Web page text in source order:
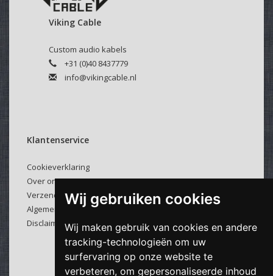
Wij gebruiken cookies
Wij maken gebruik van cookies en andere
tracking-technologieën om uw
surfervaring op onze website te
verbeteren, om gepersonaliseerde inhoud
Velcro kabelbinder:
Selecteer hierboven of u een kabelbinder bij uw kabel
Deze klittenband kabelbinders zijn makkelijk en veelvuldig
te gebruiken.
Viking Cable
Custom audio kabels
+31 (0)40 8437779
info@vikingcable.nl
Klantenservice
Cookieverklaring
Over ons
Verzenden & retourneren
Algemene voorwaarden
Disclaimer